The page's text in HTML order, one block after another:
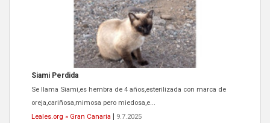
Siami Perdida
Se llama Siami,es hembra de 4 años,esterilizada con marca de
oreja,cariñosa,mimosa pero miedosa,e...
Leales.org » Gran Canaria
9.7.2025